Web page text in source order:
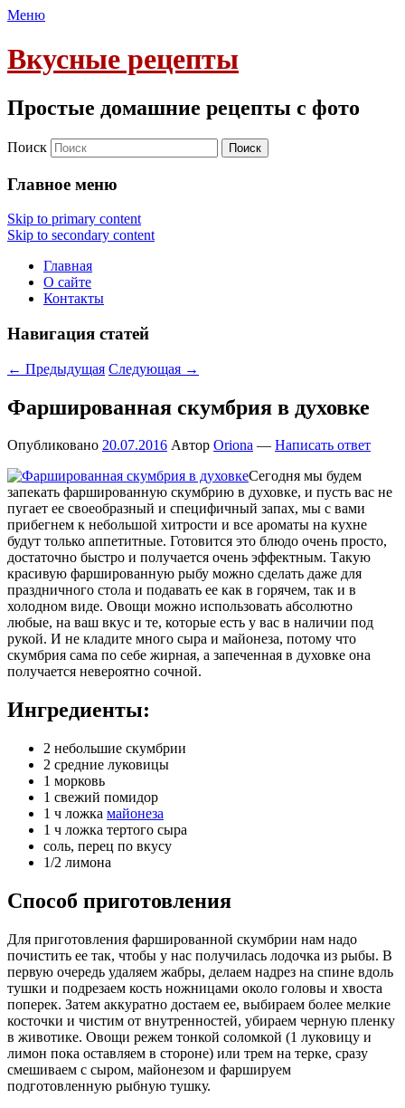
Меню
Вкусные рецепты
Простые домашние рецепты с фото
Поиск
Главное меню
Skip to primary content
Skip to secondary content
Главная
О сайте
Контакты
Навигация статей
← Предыдущая Следующая →
Фаршированная скумбрия в духовке
Опубликовано 20.07.2016 Автор Oriona — Написать ответ
Сегодня мы будем
запекать фаршированную скумбрию в духовке, и пусть вас не
пугает ее своеобразный и специфичный запах, мы с вами
прибегнем к небольшой хитрости и все ароматы на кухне
будут только аппетитные. Готовится это блюдо очень просто,
достаточно быстро и получается очень эффектным. Такую
красивую фаршированную рыбу можно сделать даже для
праздничного стола и подавать ее как в горячем, так и в
холодном виде. Овощи можно использовать абсолютно
любые, на ваш вкус и те, которые есть у вас в наличии под
рукой. И не кладите много сыра и майонеза, потому что
скумбрия сама по себе жирная, а запеченная в духовке она
получается невероятно сочной.
Ингредиенты:
2 небольшие скумбрии
2 средние луковицы
1 морковь
1 свежий помидор
1 ч ложка майонеза
1 ч ложка тертого сыра
соль, перец по вкусу
1/2 лимона
Способ приготовления
Для приготовления фаршированной скумбрии нам надо
почистить ее так, чтобы у нас получилась лодочка из рыбы. В
первую очередь удаляем жабры, делаем надрез на спине вдоль
тушки и подрезаем кость ножницами около головы и хвоста
поперек. Затем аккуратно достаем ее, выбираем более мелкие
косточки и чистим от внутренностей, убираем черную пленку
в животике. Овощи режем тонкой соломкой (1 луковицу и
лимон пока оставляем в стороне) или трем на терке, сразу
смешиваем с сыром, майонезом и фаршируем
подготовленную рыбную тушку.